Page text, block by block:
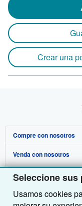
Seleccione sus
Usamos cookies
Crear una
Compre con nosotros
Búsqueda avanzada
Colecciones
Mi cuenta
Venda con nosotros
Comenzar a vender
Únase a nuestro
Sobre nosotros
Sobre IberLibro
Obtener Ayuda